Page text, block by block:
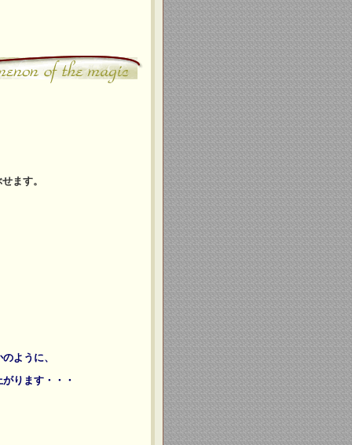
ます。
ように、
ります・・・